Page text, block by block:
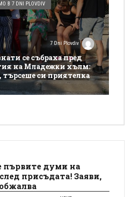
В 7 DNI PLOVDIV
7 Dni Plovdiv
се събраха пред
на Младежки хълм:
търсеше си приятелка
първите думи на
присъдата! Заяви,